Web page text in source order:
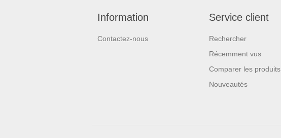
Information
Contactez-nous
Service client
Rechercher
Récemment vus
Comparer les produits
Nouveautés